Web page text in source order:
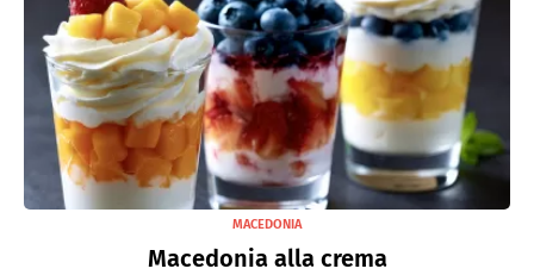
MACEDONIA
Macedonia alla crema